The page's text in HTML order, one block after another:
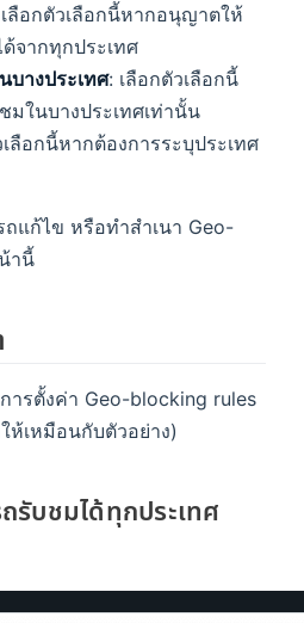
ลือกตัวเลือกนี้หากอนุญาตให้
จากทุกประเทศ
างประเทศ: เลือกตัวเลือกนี้
ในบางประเทศเท่านั้น
เลือกนี้หากต้องการระบุประเทศ
แก้ไข หรือทำสำเนา Geo-
านี้
ารตั้งค่า Geo-blocking rules
ห้เหมือนกับตัวอย่าง)
รับชมได้ทุกประเทศ